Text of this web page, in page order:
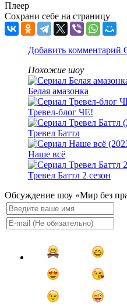
Плеер
Сохрани себе на страницу
Добавить комментарий
Похожие шоу
Белая амазонка
Тревел-блог ЧЕ!
Тревел Баттл
Наше всё
Тревел Баттл 2 сезон
Обсуждение шоу «Мир без